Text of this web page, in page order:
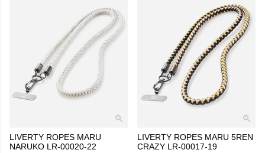
LIVERTY ROPES MARU
NARUKO LR-00020-22
LIVERTY ROPES MARU 5REN
CRAZY LR-00017-19